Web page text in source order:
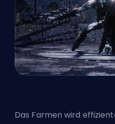
Das Farmen wird